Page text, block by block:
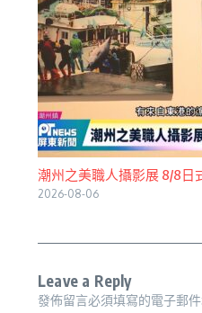
潮州之美職人攝影展 8/8日
2026-08-06
Leave a Reply
發佈留言必須填寫的電子郵